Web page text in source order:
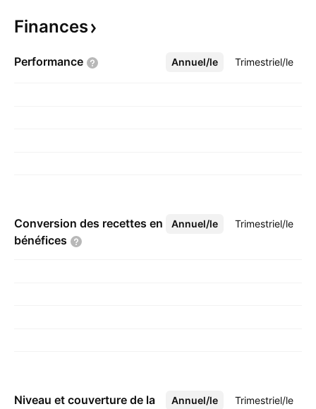
Finances
Performance Annuel/le Trimestriel/le
Plus
Conversion des recettes en
bénéfices
Annuel/le Trimestriel/le
Plus
Niveau et couverture de la
Annuel/le Trimestriel/le
Plus